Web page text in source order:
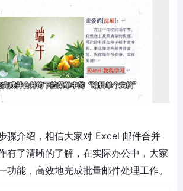
骤介绍，相信大家对 Excel 邮件合并
有了清晰的了解，在实际办公中，大家
功能，高效地完成批量邮件处理工作。